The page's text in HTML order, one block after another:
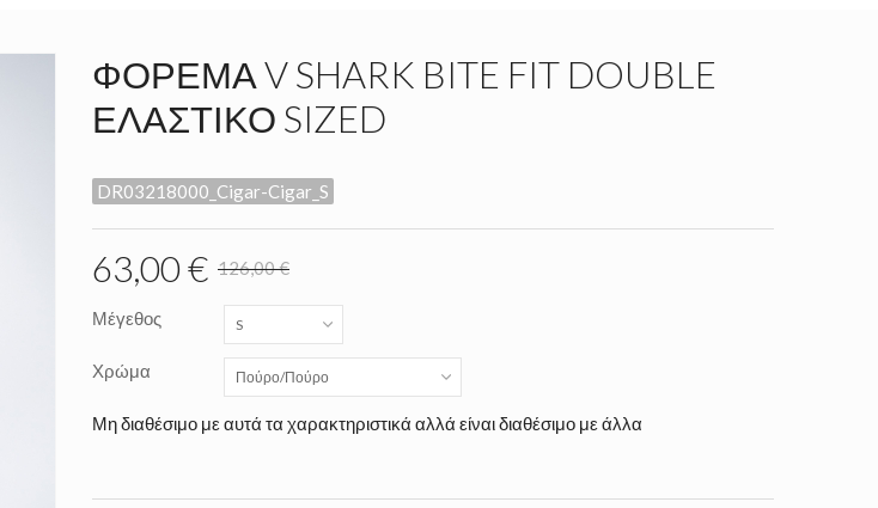
ΦΌΡΕΜΑ V SHARK BITE FIT DOUBLE
ΕΛΑΣΤΙΚΌ SIZED
DR03218000_Cigar-Cigar_S
63,00 € 126,00 €
Μέγεθος S
Χρώμα Πούρο/Πούρο
Μη διαθέσιμο με αυτά τα χαρακτηριστικά αλλά είναι διαθέσιμο με άλλα